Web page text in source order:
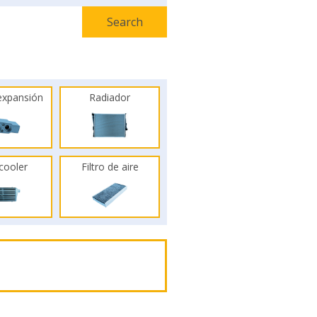
Radiador
Filtro de aire